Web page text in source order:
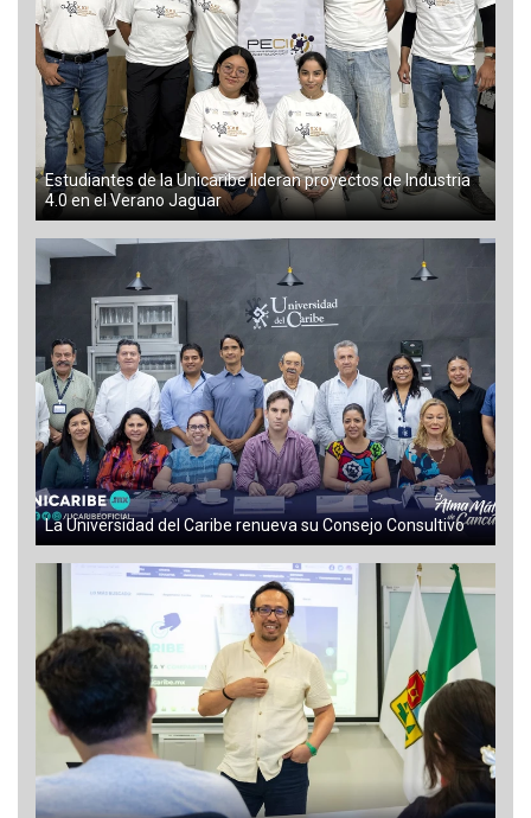
Estudiantes de la Unicaribe lideran proyectos de Industria
4.0 en el Verano Jaguar
La Universidad del Caribe renueva su Consejo Consultivo